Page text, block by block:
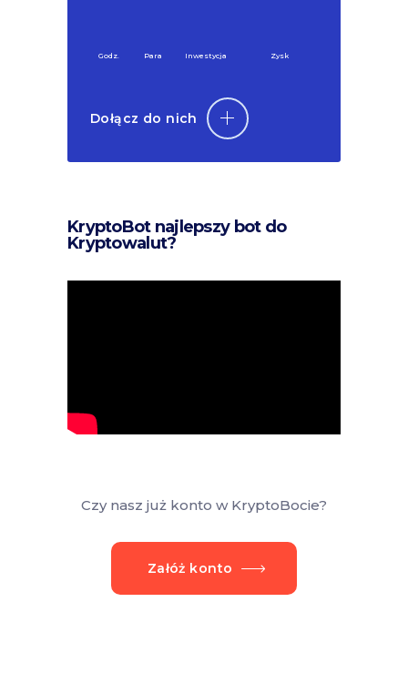
Godz. Para Inwestycja Zysk
Dołącz do nich
KryptoBot najlepszy bot do
Kryptowalut?
Czy nasz już konto w KryptoBocie?
Załóż konto